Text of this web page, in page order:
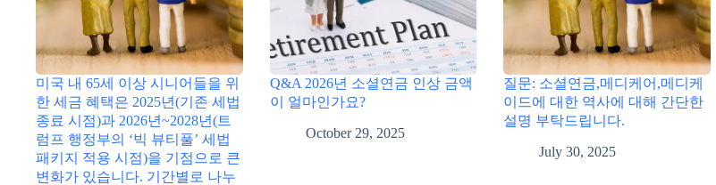
미국 내 65세 이상 시니어들을 위
한 세금 혜택은 2025년(기존 세법
종료 시점)과 2026년~2028년(트
럼프 행정부의 ‘빅 뷰티풀’ 세법
패키지 적용 시점)을 기점으로 큰
변화가 있습니다. 기간별로 나누
Q&A 2026년 소셜연금 인상 금액
이 얼마인가요?
October 29, 2025
질문: 소셜연금,메디케어,메디케
이드에 대한 역사에 대해 간단한
설명 부탁드립니다.
July 30, 2025